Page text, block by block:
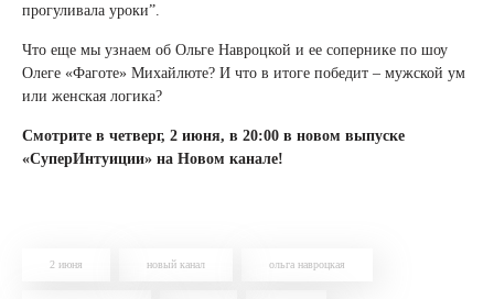
прогуливала уроки”.
Что еще мы узнаем об Ольге Навроцкой и ее сопернике по шоу
Олеге «Фаготе» Михайлюте? И что в итоге победит – мужской ум
или женская логика?
Смотрите в четверг, 2 июня, в 20:00 в новом выпуске
«СуперИнтуиции» на Новом канале!
2 июня новый канал ольга навроцкая